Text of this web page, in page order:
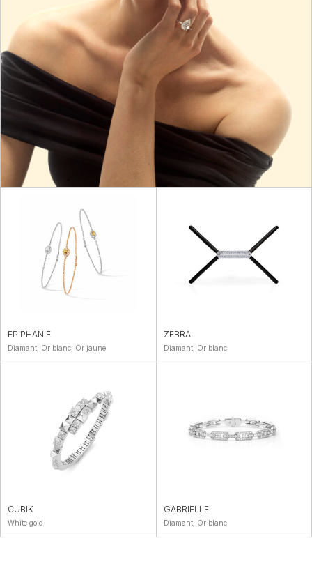
EPIPHANIE
Diamant, Or blanc, Or jaune
ZEBRA
Diamant, Or blanc
CUBIK
White gold
GABRIELLE
Diamant, Or blanc